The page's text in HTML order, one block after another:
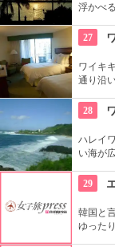
浮かべ
ド・ヘ
感した
27
ワイキ
通り沿
ワイア
す。
28
ハレイ
い海が
ァーた
す。
29
韓国と
ゆった